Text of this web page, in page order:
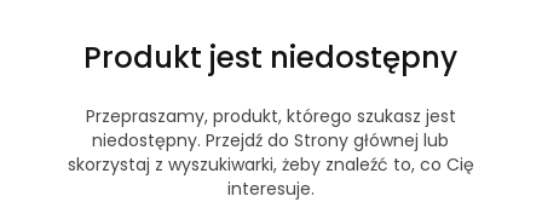
Produkt jest niedostępny
Przepraszamy, produkt, którego szukasz jest
niedostępny. Przejdź do Strony głównej lub
skorzystaj z wyszukiwarki, żeby znaleźć to, co Cię
interesuje.